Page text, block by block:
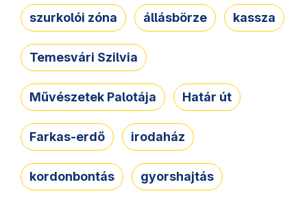
szurkolói zóna állásbörze kassza
Temesvári Szilvia
Művészetek Palotája Határ út
Farkas-erdő irodaház
kordonbontás gyorshajtás